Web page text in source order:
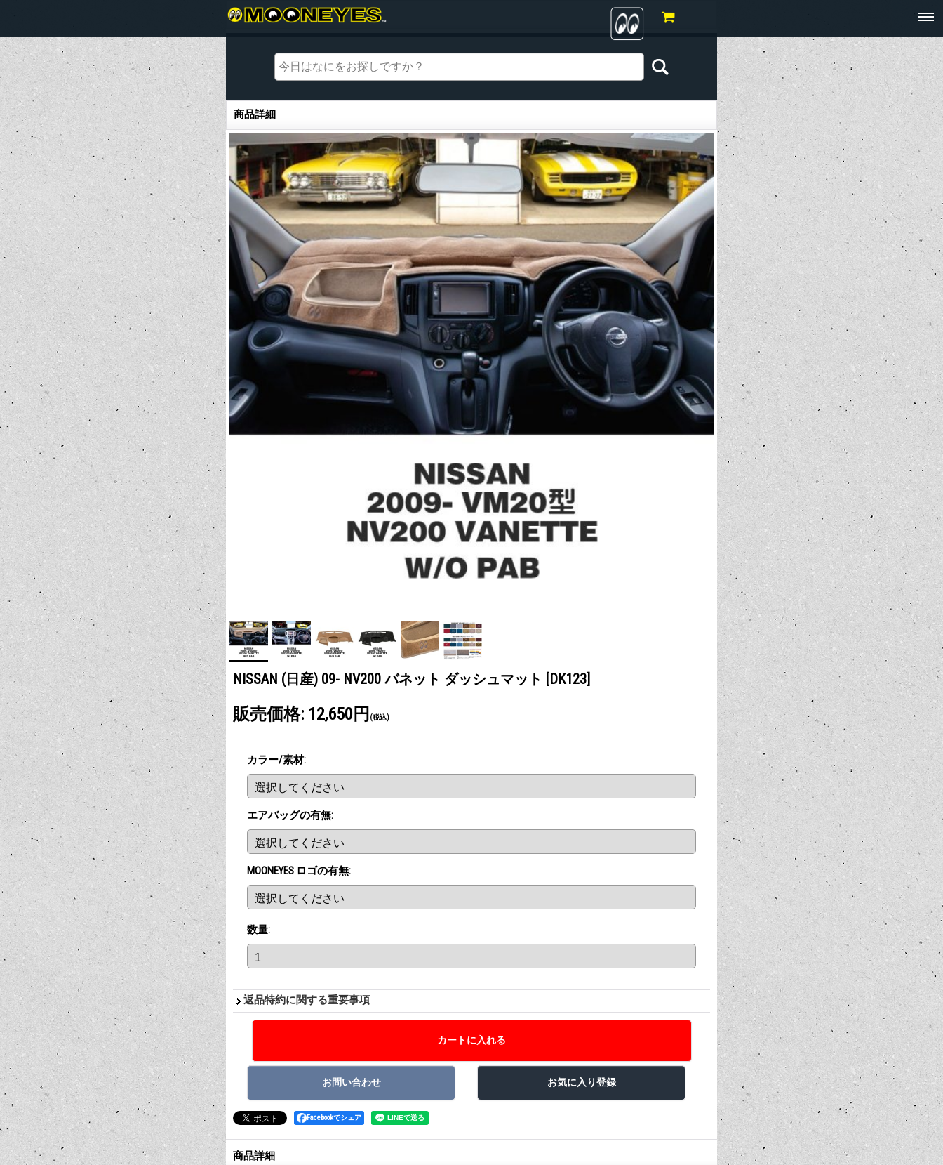
商品詳細
商品詳細
NISSAN (日産) 09- NV200 バネット ダッシュマット [DK123]
販売価格: 12,650円 (税込)
カラー/素材:
エアバッグの有無:
MOONEYES ロゴの有無:
数量:
返品特約に関する重要事項
Facebookでシェア
商品詳細